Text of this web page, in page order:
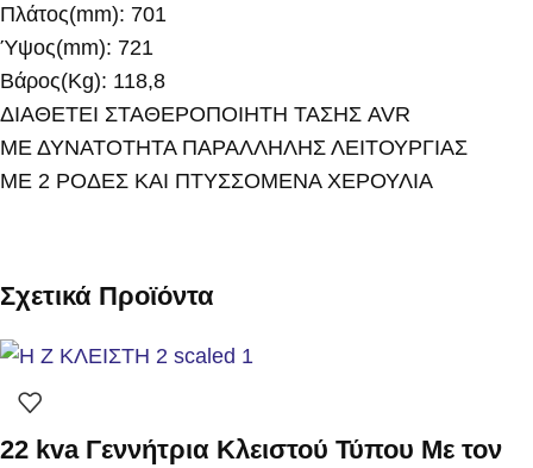
Πλάτος(mm): 701
Ύψος(mm): 721
Βάρος(Kg): 118,8
ΔΙΑΘΕΤΕΙ ΣΤΑΘΕΡΟΠΟΙΗΤΗ ΤΑΣΗΣ AVR
ΜΕ ΔΥΝΑΤΟΤΗΤΑ ΠΑΡΑΛΛΗΛΗΣ ΛΕΙΤΟΥΡΓΙΑΣ
ΜΕ 2 ΡΟΔΕΣ ΚΑΙ ΠΤΥΣΣΟΜΕΝΑ ΧΕΡΟΥΛΙΑ
Σχετικά Προϊόντα
22 kva Γεννήτρια Κλειστού Τύπου Με τον